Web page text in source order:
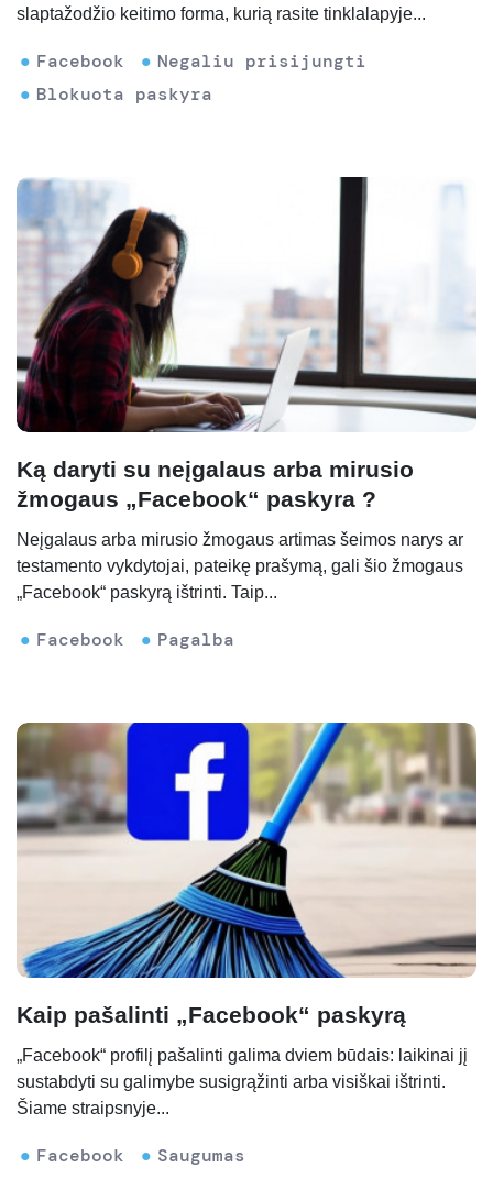
slaptažodžio keitimo forma, kurią rasite tinklalapyje...
Facebook
Negaliu prisijungti
Blokuota paskyra
Ką daryti su neįgalaus arba mirusio
žmogaus „Facebook“ paskyra ?
Neįgalaus arba mirusio žmogaus artimas šeimos narys ar
testamento vykdytojai, pateikę prašymą, gali šio žmogaus
„Facebook“ paskyrą ištrinti. Taip...
Facebook Pagalba
Kaip pašalinti „Facebook“ paskyrą
„Facebook“ profilį pašalinti galima dviem būdais: laikinai jį
sustabdyti su galimybe susigrąžinti arba visiškai ištrinti.
Šiame straipsnyje...
Facebook Saugumas